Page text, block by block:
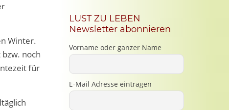
Winter.
noch
für
LUST ZU LEBEN
Newsletter abonnieren
Vorname oder ganzer Name
E-Mail Adresse eintragen